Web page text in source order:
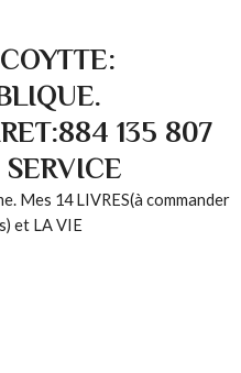
135 807
Mes 14 LIVRES(à commander
et LA VIE